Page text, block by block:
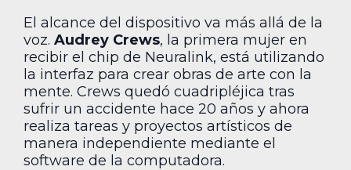
El alcance del dispositivo va más allá de la
voz. Audrey Crews, la primera mujer en
recibir el chip de Neuralink, está utilizando
la interfaz para crear obras de arte con la
mente. Crews quedó cuadripléjica tras
sufrir un accidente hace 20 años y ahora
realiza tareas y proyectos artísticos de
manera independiente mediante el
software de la computadora.